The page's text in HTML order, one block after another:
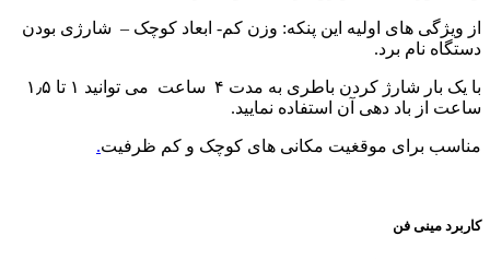
از ویژگی های اولیه این پنکه: وزن کم- ابعاد کوچک – شارژی بودن
دستگاه نام برد.
با یک بار شارژ کردن باطری به مدت ۴ ساعت می توانید ۱ تا ۱٫۵
ساعت از باد دهی آن استفاده نمایید.
مناسب برای موقغیت مکانی های کوچک و کم ظرفیت.
کاربرد مینی فن